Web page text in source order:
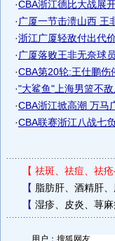
·CBA浙江德比大战展
· 广厦一节击溃山西 王
·浙江广厦轻敌付出代
· 广厦落败王非无奈球
·CBA第20轮:王仕鹏伤
·"大鲨鱼"上海男篮不敌
·CBA浙江掀高潮 万马
·CBA联赛浙江八战七
【 祛斑、祛痘、祛
【 脂肪肝、酒精肝
【 湿疹、皮炎、荨
用户：